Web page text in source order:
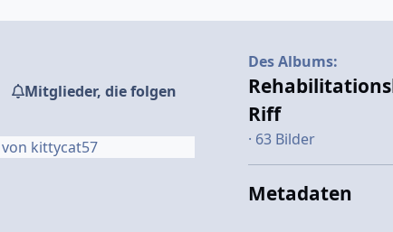
Mitglieder, die folgen
kittycat57
Des Albums:
Riff
· 63 Bilder
Metadaten